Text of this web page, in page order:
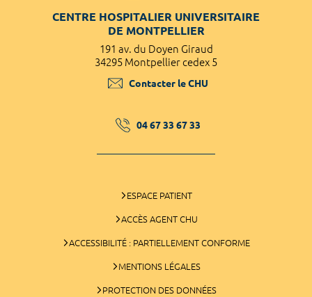
CENTRE HOSPITALIER UNIVERSITAIRE
DE MONTPELLIER
191 av. du Doyen Giraud
34295 Montpellier cedex 5
Contacter le CHU
04 67 33 67 33
ESPACE PATIENT
ACCÈS AGENT CHU
ACCESSIBILITÉ : PARTIELLEMENT CONFORME
MENTIONS LÉGALES
PROTECTION DES DONNÉES